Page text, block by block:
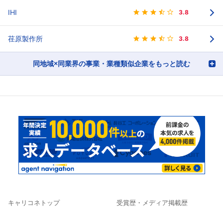
IHI 3.8
荏原製作所 3.8
同地域×同業界の事業・業種類似企業をもっと読む
キャリコネトップ 受賞歴・メディア掲載歴